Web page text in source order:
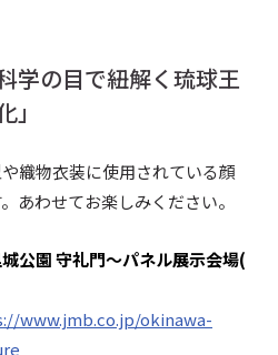
科学の目で紐解く琉球王
織物衣装に使用されている顔
あわせてお楽しみください。
城公園 守礼門〜パネル展示会場(
www.jmb.co.jp/okinawa-